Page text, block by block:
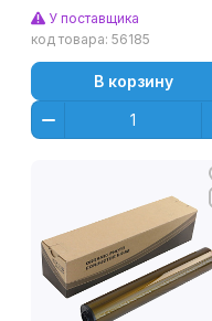
225000 стр., CET101034
У поставщика
код товара: 56185
В корзину